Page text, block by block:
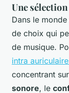
Une
Dans le
de choix qui
de musique.
intra
concentrant
sonore, le